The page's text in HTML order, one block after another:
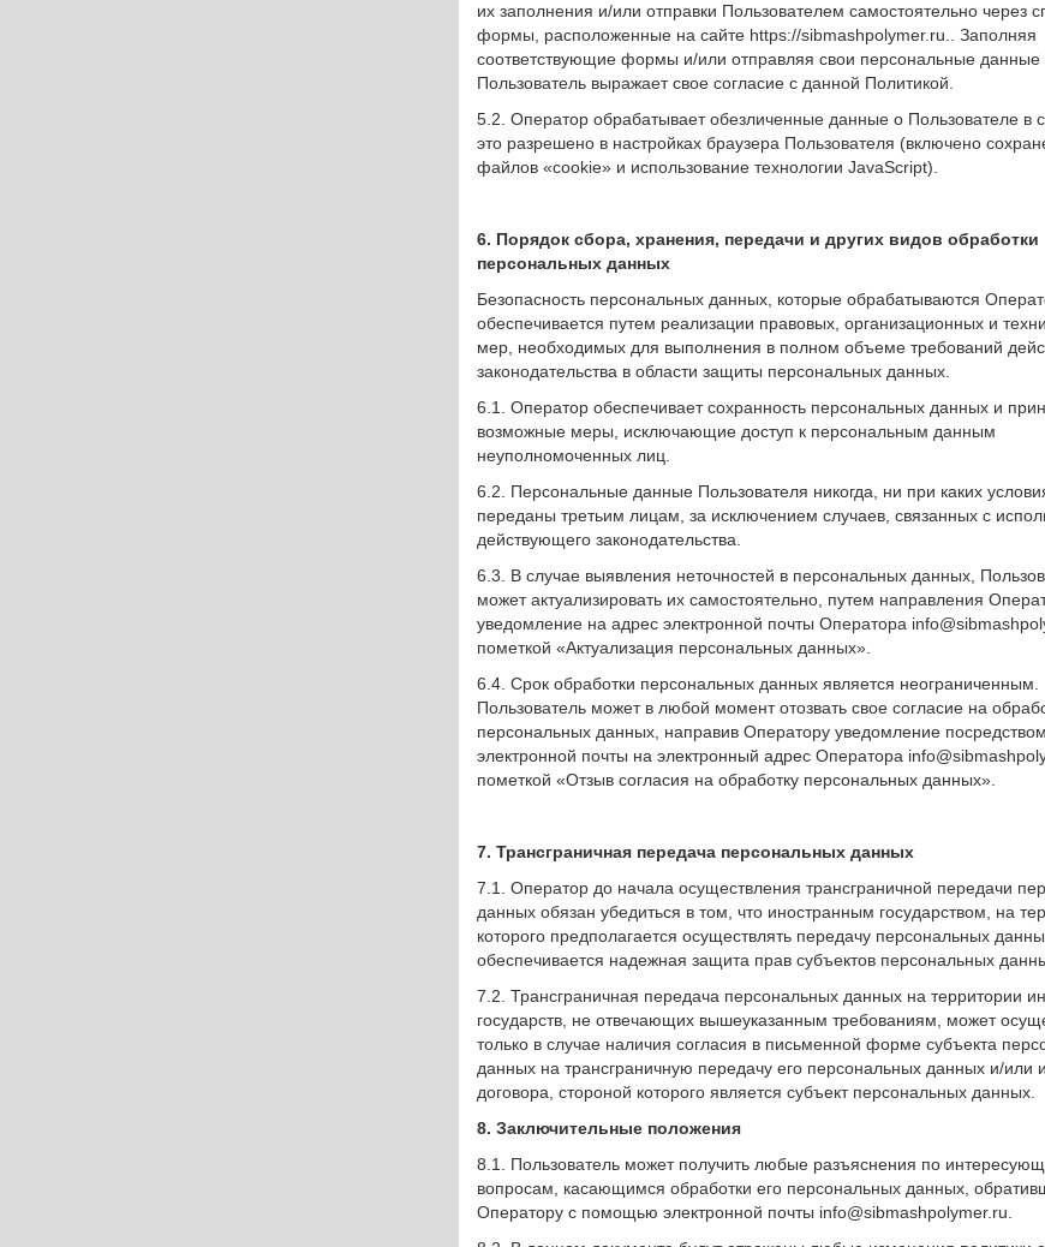
их заполнения и/или отправки Пользователем самостоятельно через
формы, расположенные на сайте https://sibmashpolymer.ru.. Заполняя
соответствующие формы и/или отправляя свои персональные данные
Пользователь выражает свое согласие с данной Политикой.
5.2. Оператор обрабатывает обезличенные данные о Пользователе в
это разрешено в настройках браузера Пользователя (включено
файлов «cookie» и использование технологии JavaScript).
6. Порядок сбора, хранения, передачи и других видов обработки
персональных данных
Безопасность персональных данных, которые обрабатываются
обеспечивается путем реализации правовых, организационных и
мер, необходимых для выполнения в полном объеме требований
законодательства в области защиты персональных данных.
6.1. Оператор обеспечивает сохранность персональных данных и
возможные меры, исключающие доступ к персональным данным
неуполномоченных лиц.
6.2. Персональные данные Пользователя никогда, ни при каких
переданы третьим лицам, за исключением случаев, связанных с
действующего законодательства.
6.3. В случае выявления неточностей в персональных данных,
может актуализировать их самостоятельно, путем направления
уведомление на адрес электронной почты Оператора
пометкой «Актуализация персональных данных».
6.4. Срок обработки персональных данных является неограниченным.
Пользователь может в любой момент отозвать свое согласие на
персональных данных, направив Оператору уведомление посредством
электронной почты на электронный адрес Оператора
пометкой «Отзыв согласия на обработку персональных данных».
7. Трансграничная передача персональных данных
7.1. Оператор до начала осуществления трансграничной передачи
данных обязан убедиться в том, что иностранным государством, на
которого предполагается осуществлять передачу персональных
обеспечивается надежная защита прав субъектов персональных
7.2. Трансграничная передача персональных данных на территории
государств, не отвечающих вышеуказанным требованиям, может
только в случае наличия согласия в письменной форме субъекта
данных на трансграничную передачу его персональных данных и/или
договора, стороной которого является субъект персональных данных.
8. Заключительные положения
8.1. Пользователь может получить любые разъяснения по
вопросам, касающимся обработки его персональных данных,
Оператору с помощью электронной почты info@sibmashpolymer.ru.